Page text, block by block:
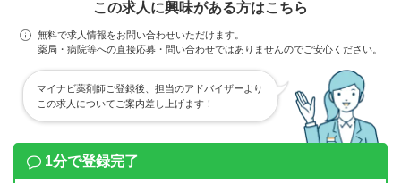
この求人に興味がある方はこちら
無料で求人情報をお問い合わせいただけます。
薬局・病院等への直接応募・問い合わせではありませんのでご安心ください。
マイナビ薬剤師ご登録後、担当のアドバイザーより
この求人についてご案内差し上げます！
1分で登録完了